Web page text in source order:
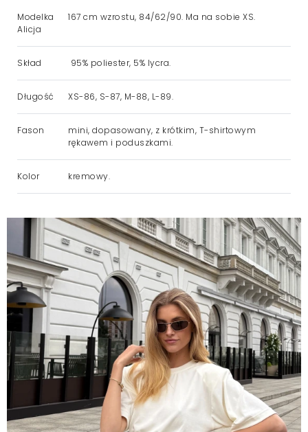
Modelka
Alicja
167 cm wzrostu, 84/62/90. Ma na sobie XS.
Skład 95% poliester, 5% lycra.
Długość XS-86, S-87, M-88, L-89.
Fason
mini, dopasowany, z krótkim, T-shirtowym
rękawem i poduszkami.
Kolor kremowy.